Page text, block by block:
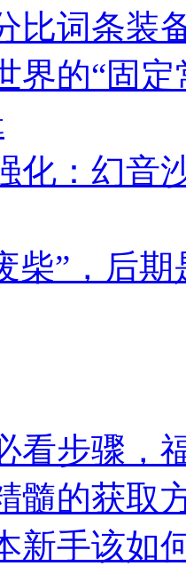
比词条装
界的“固
化：幻音
柴”，后
看步骤，
髓的获取
新手该如